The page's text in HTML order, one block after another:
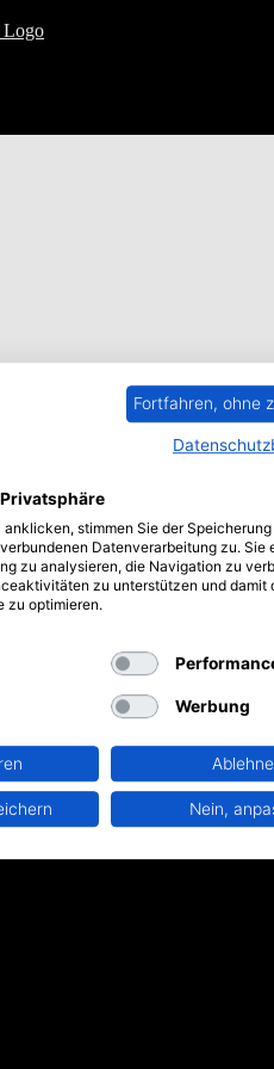
Es scheint, als ob wir nicht das
Fortfahren, ohne
stimmen Sie der
Datenverarbeitung zu. Sie
zu analysieren, die Navigation zu
zu unterstützen und damit
zu optimieren.
Werbung
Nein,